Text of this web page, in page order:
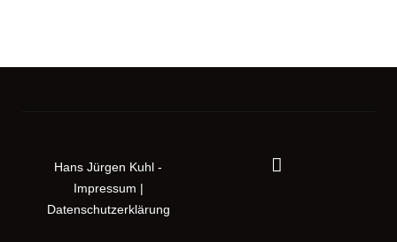
Hans Jürgen Kuhl -
Impressum |
Datenschutzerklärung